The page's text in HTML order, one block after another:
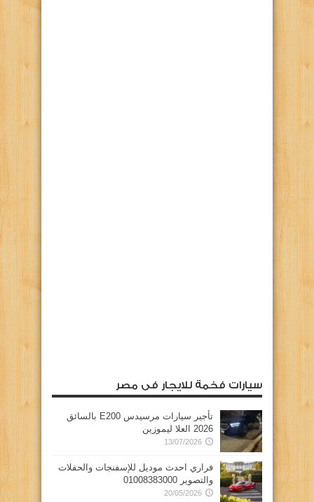
سيارات فخمة للايجار فى مصر
تأجير سيارات مرسيدس E200 بالسائق
2026 العلا ليموزين
13/07/2026
فراري احدث موديل للإسفنجات والحفلات
والتصوير 01008383000
20/05/2026